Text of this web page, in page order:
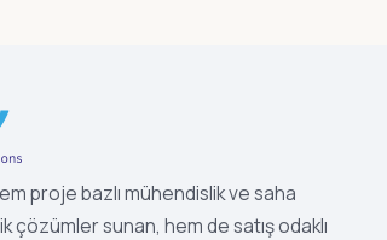
proje bazlı mühendislik ve saha
çözümler sunan, hem de satış odaklı